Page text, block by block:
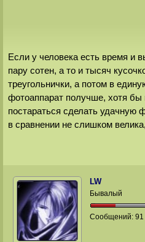
Если у человека есть время и
пару сотен, а то и тысяч
треугольнички, а потом в
фотоаппарат получше, хотя бы
постараться сделать удачную
в сравнении не слишком
LW
Бывалый
Сообщений:91